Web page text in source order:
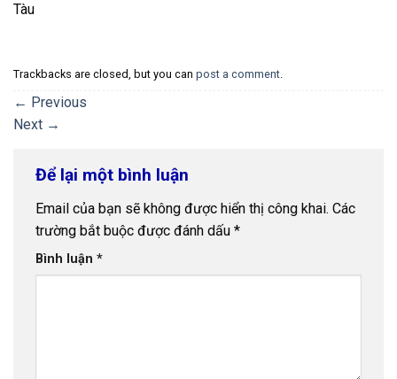
Tàu
Trackbacks are closed, but you can post a comment.
← Previous
Next →
Để lại một bình luận
Email của bạn sẽ không được hiển thị công khai. Các
trường bắt buộc được đánh dấu *
Bình luận *